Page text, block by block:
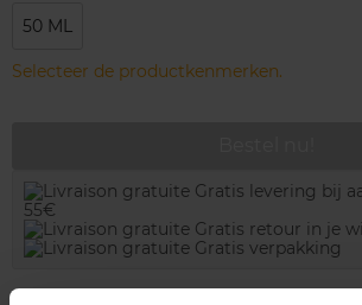
50 ML
Selecteer de productkenmerken.
Gratis levering bij
55€
Gratis retour in je
Gratis verpakking